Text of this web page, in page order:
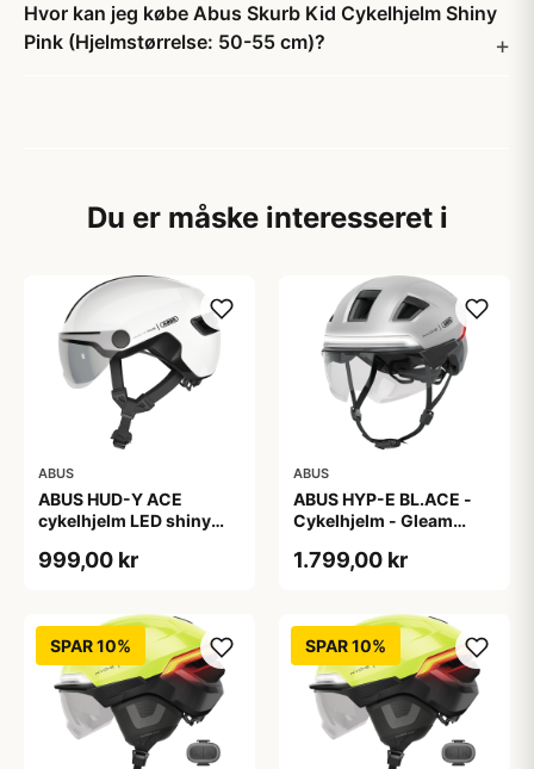
Hvor kan jeg købe Abus Skurb Kid Cykelhjelm Shiny
Pink (Hjelmstørrelse: 50-55 cm)?
Du er måske interesseret i
ABUS
ABUS HUD-Y ACE
cykelhjelm LED shiny
999,00 kr
ABUS
ABUS HYP-E BL.ACE -
Cykelhjelm - Gleam
1.799,00 kr
SPAR 10% SPAR 10%